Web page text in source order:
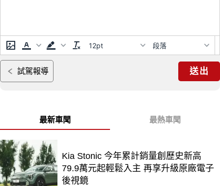
12pt 段落
試駕報導 送出
最新車聞 最熱車聞
Kia Stonic 今年累計銷量創歷史新高
79.9萬元起輕鬆入主 再享升級原廠電子
後視鏡